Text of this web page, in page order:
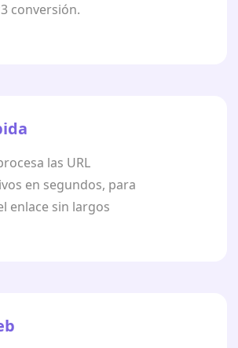
conversión.
las URL
en segundos, para
enlace sin largos